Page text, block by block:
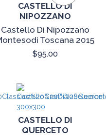
CASTELLO DI
NIPOZZANO
Castello Di Nipozzano
Toscana 2015
$95.00
CASTELLO DI
QUERCETO